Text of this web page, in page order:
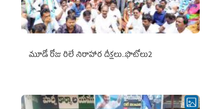
మూడో రోజు రిలే నిరాహార దీక్షలు..ఫొటోలు2